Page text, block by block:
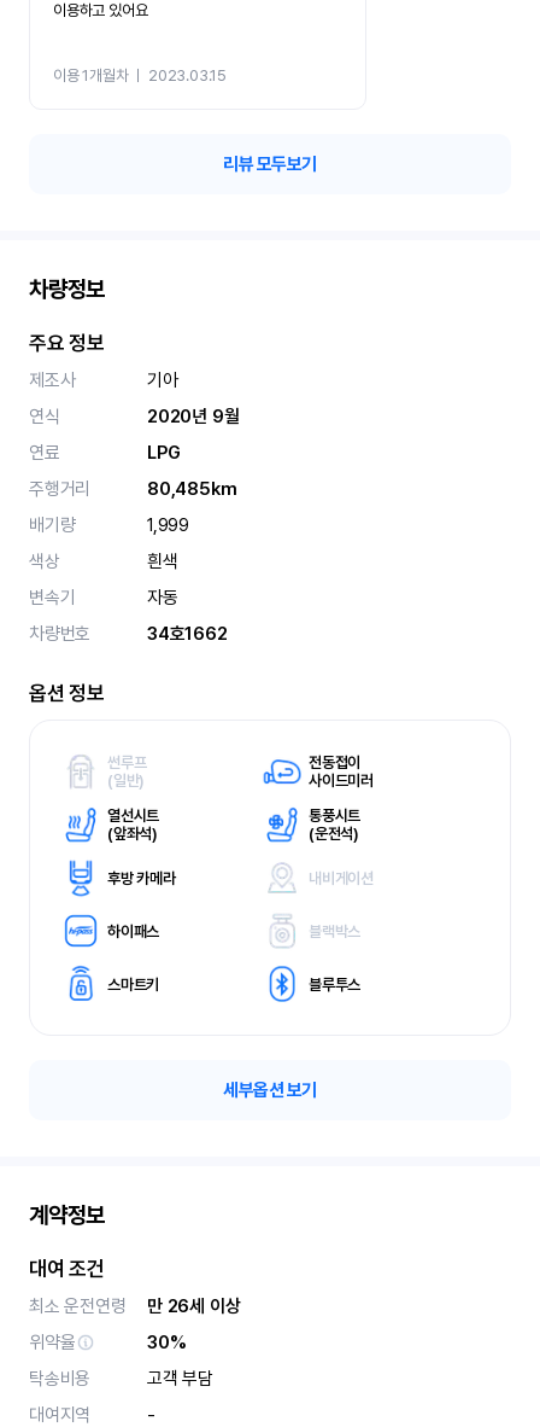
이용하고 있어요
이용 1개월차ㅣ 2023.03.15
리뷰 모두보기
차량정보
주요 정보
제조사
기아
연식
2020년 9월
연료
LPG
주행거리
80,485km
배기량
1,999
색상
흰색
변속기
자동
차량번호
34호1662
옵션 정보
썬루프
(일반)
전동접이
사이드미러
열선시트
(앞좌석)
통풍시트
(운전석)
후방 카메라 내비게이션
하이패스 블랙박스
스마트키 블루투스
세부옵션 보기
계약정보
대여 조건
최소 운전연령
만 26세 이상
위약율
30%
탁송비용
고객 부담
대여지역
-